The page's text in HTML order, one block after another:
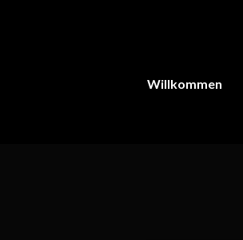
Willkommen